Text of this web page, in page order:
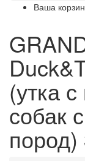
Ваша
(утка
собак
пород)